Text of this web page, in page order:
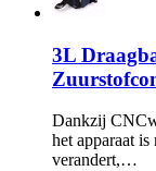
3L
Dankzij
het apparaat
verandert,…